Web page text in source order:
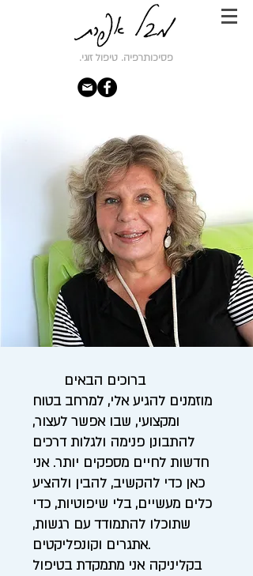
פסיכותרפיה. טיפול זוגי.
ברוכים הבאים
מוזמנים להגיע אלי, למרחב בטוח
ומקצועי, שבו אפשר לעצור,
להתבונן פנימה ולגלות דרכים
חדשות לחיים מספקים יותר. אני
כאן כדי להקשיב, להבין ולהציע
כלים מעשיים, בלי שיפוטיות, כדי
שתוכלו להתמודד עם רגשות,
אתגרים וקונפליקטים.
בקליניקה אני מתמקדת בטיפול